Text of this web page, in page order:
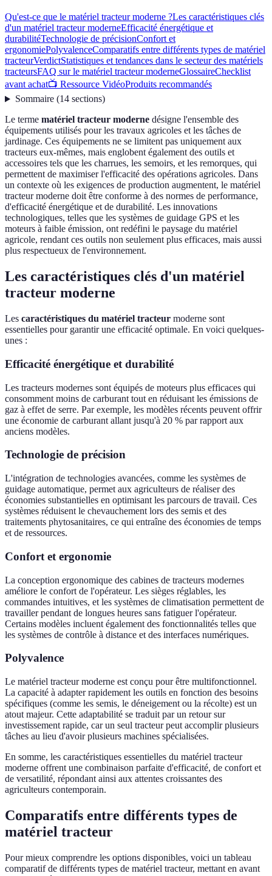
Qu'est-ce que le matériel tracteur moderne ?Les caractéristiques clés
d'un matériel tracteur moderneEfficacité énergétique et
durabilitéTechnologie de précisionConfort et
ergonomiePolyvalenceComparatifs entre différents types de matériel
tracteurVerdictStatistiques et tendances dans le secteur des matériels
tracteursFAQ sur le matériel tracteur moderneGlossaireChecklist
avant achat📺 Ressource VidéoProduits recommandés
Sommaire(14 sections)
Le terme matériel tracteur moderne désigne l'ensemble des
équipements utilisés pour les travaux agricoles et les tâches de
jardinage. Ces équipements ne se limitent pas uniquement aux
tracteurs eux-mêmes, mais englobent également des outils et
accessoires tels que les charrues, les semoirs, et les remorques, qui
permettent de maximiser l'efficacité des opérations agricoles. Dans
un contexte où les exigences de production augmentent, le matériel
tracteur moderne doit être conforme à des normes de performance,
d'efficacité énergétique et de durabilité. Les innovations
technologiques, telles que les systèmes de guidage GPS et les
moteurs à faible émission, ont redéfini le paysage du matériel
agricole, rendant ces outils non seulement plus efficaces, mais aussi
plus respectueux de l'environnement.
Les caractéristiques clés d'un matériel
tracteur moderne
Les caractéristiques du matériel tracteur moderne sont
essentielles pour garantir une efficacité optimale. En voici quelques-
unes :
Efficacité énergétique et durabilité
Les tracteurs modernes sont équipés de moteurs plus efficaces qui
consomment moins de carburant tout en réduisant les émissions de
gaz à effet de serre. Par exemple, les modèles récents peuvent offrir
une économie de carburant allant jusqu'à 20 % par rapport aux
anciens modèles.
Technologie de précision
L'intégration de technologies avancées, comme les systèmes de
guidage automatique, permet aux agriculteurs de réaliser des
économies substantielles en optimisant les parcours de travail. Ces
systèmes réduisent le chevauchement lors des semis et des
traitements phytosanitaires, ce qui entraîne des économies de temps
et de ressources.
Confort et ergonomie
La conception ergonomique des cabines de tracteurs modernes
améliore le confort de l'opérateur. Les sièges réglables, les
commandes intuitives, et les systèmes de climatisation permettent de
travailler pendant de longues heures sans fatiguer l'opérateur.
Certains modèles incluent également des fonctionnalités telles que
les systèmes de contrôle à distance et des interfaces numériques.
Polyvalence
Le matériel tracteur moderne est conçu pour être multifonctionnel.
La capacité à adapter rapidement les outils en fonction des besoins
spécifiques (comme les semis, le déneigement ou la récolte) est un
atout majeur. Cette adaptabilité se traduit par un retour sur
investissement rapide, car un seul tracteur peut accomplir plusieurs
tâches au lieu d'avoir plusieurs machines spécialisées.
En somme, les caractéristiques essentielles du matériel tracteur
moderne offrent une combinaison parfaite d'efficacité, de confort et
de versatilité, répondant ainsi aux attentes croissantes des
agriculteurs contemporain.
Comparatifs entre différents types de
matériel tracteur
Pour mieux comprendre les options disponibles, voici un tableau
comparatif de différents types de matériel tracteur, mettant en avant